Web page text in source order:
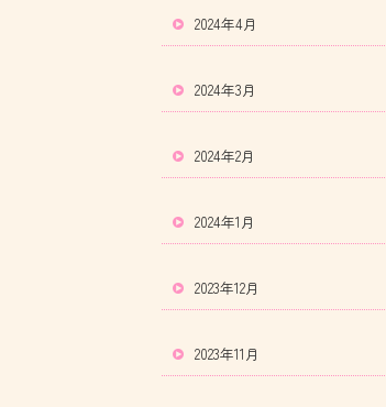
2024年4月
2024年3月
2024年2月
2024年1月
2023年12月
2023年11月